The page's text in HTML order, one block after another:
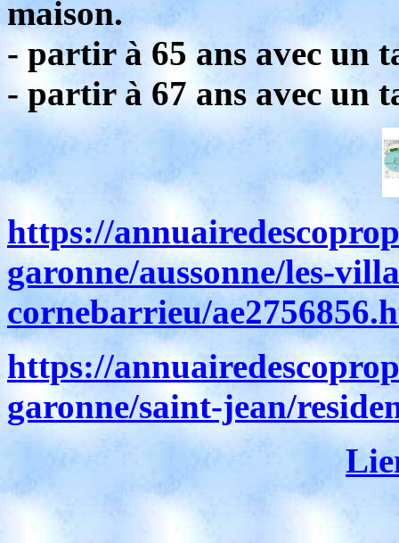
maison.
- partir à 65 ans avec un
- partir à 67 ans avec un
https://
garonne/aussonne/les-
cornebarrieu/
https://
garonne/saint-jean/